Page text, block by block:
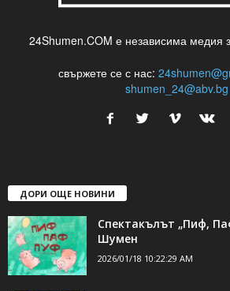
24Shumen.COM е независима медия
свържете се с нас:
shumen_24@abv.bg
ДОРИ ОЩЕ НОВИНИ
Спектакълът „Пиф,
Шумен
2026/01/18 10:22:29 AM